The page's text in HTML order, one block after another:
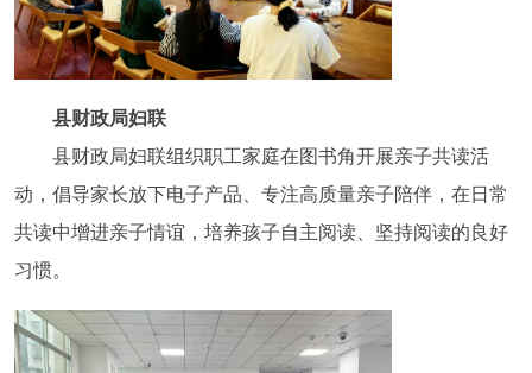
县财政局妇联
县财政局妇联组织职工家庭在图书角开展亲子共读活
动，倡导家长放下电子产品、专注高质量亲子陪伴，在日常
共读中增进亲子情谊，培养孩子自主阅读、坚持阅读的良好
习惯。